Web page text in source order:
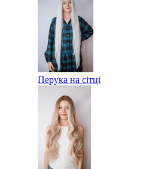
Перука на сітці